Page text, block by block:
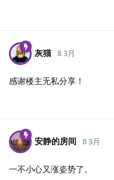
灰猫 8 3月
感谢楼主无私分享！
安静的房间 8 3月
一不小心又涨姿势了。